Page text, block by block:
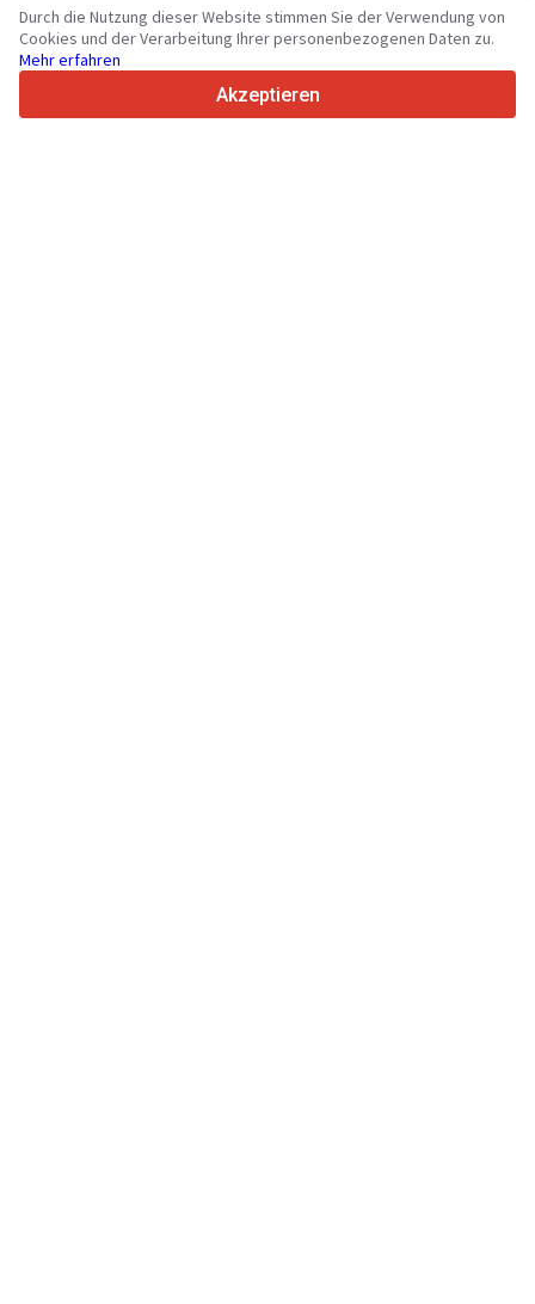
36Unterstützte Sprachen
4.7/5
Durch die Nutzung dieser Website stimmen Sie der Verwendung von
Cookies und der Verarbeitung Ihrer personenbezogenen Daten zu.
Mehr erfahren
Akzeptieren